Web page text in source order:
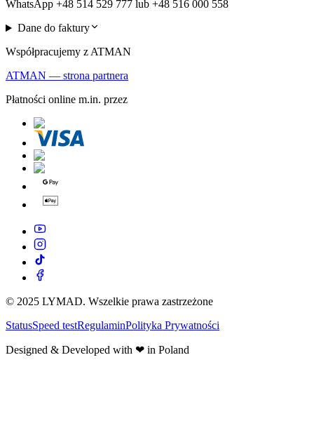
WhatsApp +48 514 529 777 lub +48 516 000 558
Dane do faktury
Współpracujemy z ATMAN
ATMAN — strona partnera
Płatności online m.in. przez
© 2025 LYMAD. Wszelkie prawa zastrzeżone
StatusSpeed testRegulaminPolityka Prywatności
Designed & Developed with ❤ in Poland